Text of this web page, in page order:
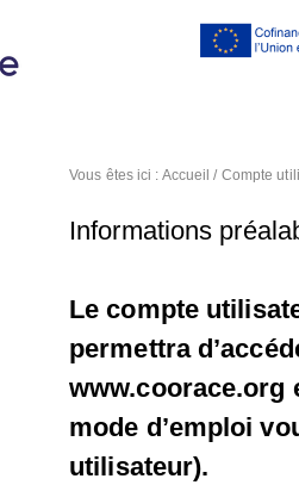
Vous êtes ici : Accueil / Compte
Informations
Le compte
permettra
www.coorace.org
mode d’emploi
utilisateur).